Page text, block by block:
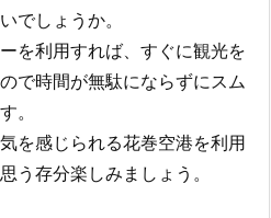
でしょうか。
を利用すれば、すぐに観光を
で時間が無駄にならずにスム
。
を感じられる花巻空港を利用
う存分楽しみましょう。